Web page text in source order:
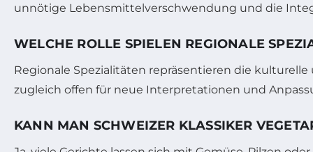
unnötige Lebensmittelverschwendung und die
WELCHE ROLLE SPIELEN REGIONALE
Regionale Spezialitäten repräsentieren die
zugleich offen für neue Interpretationen und
KANN MAN SCHWEIZER KLASSIKER